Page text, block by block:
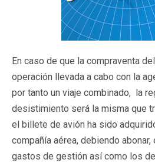
En caso de que la compraventa
operación llevada a cabo con la
por tanto un viaje combinado, la
desistimiento será la misma que
el billete de avión ha sido
compañía aérea, debiendo
gastos de gestión así como los